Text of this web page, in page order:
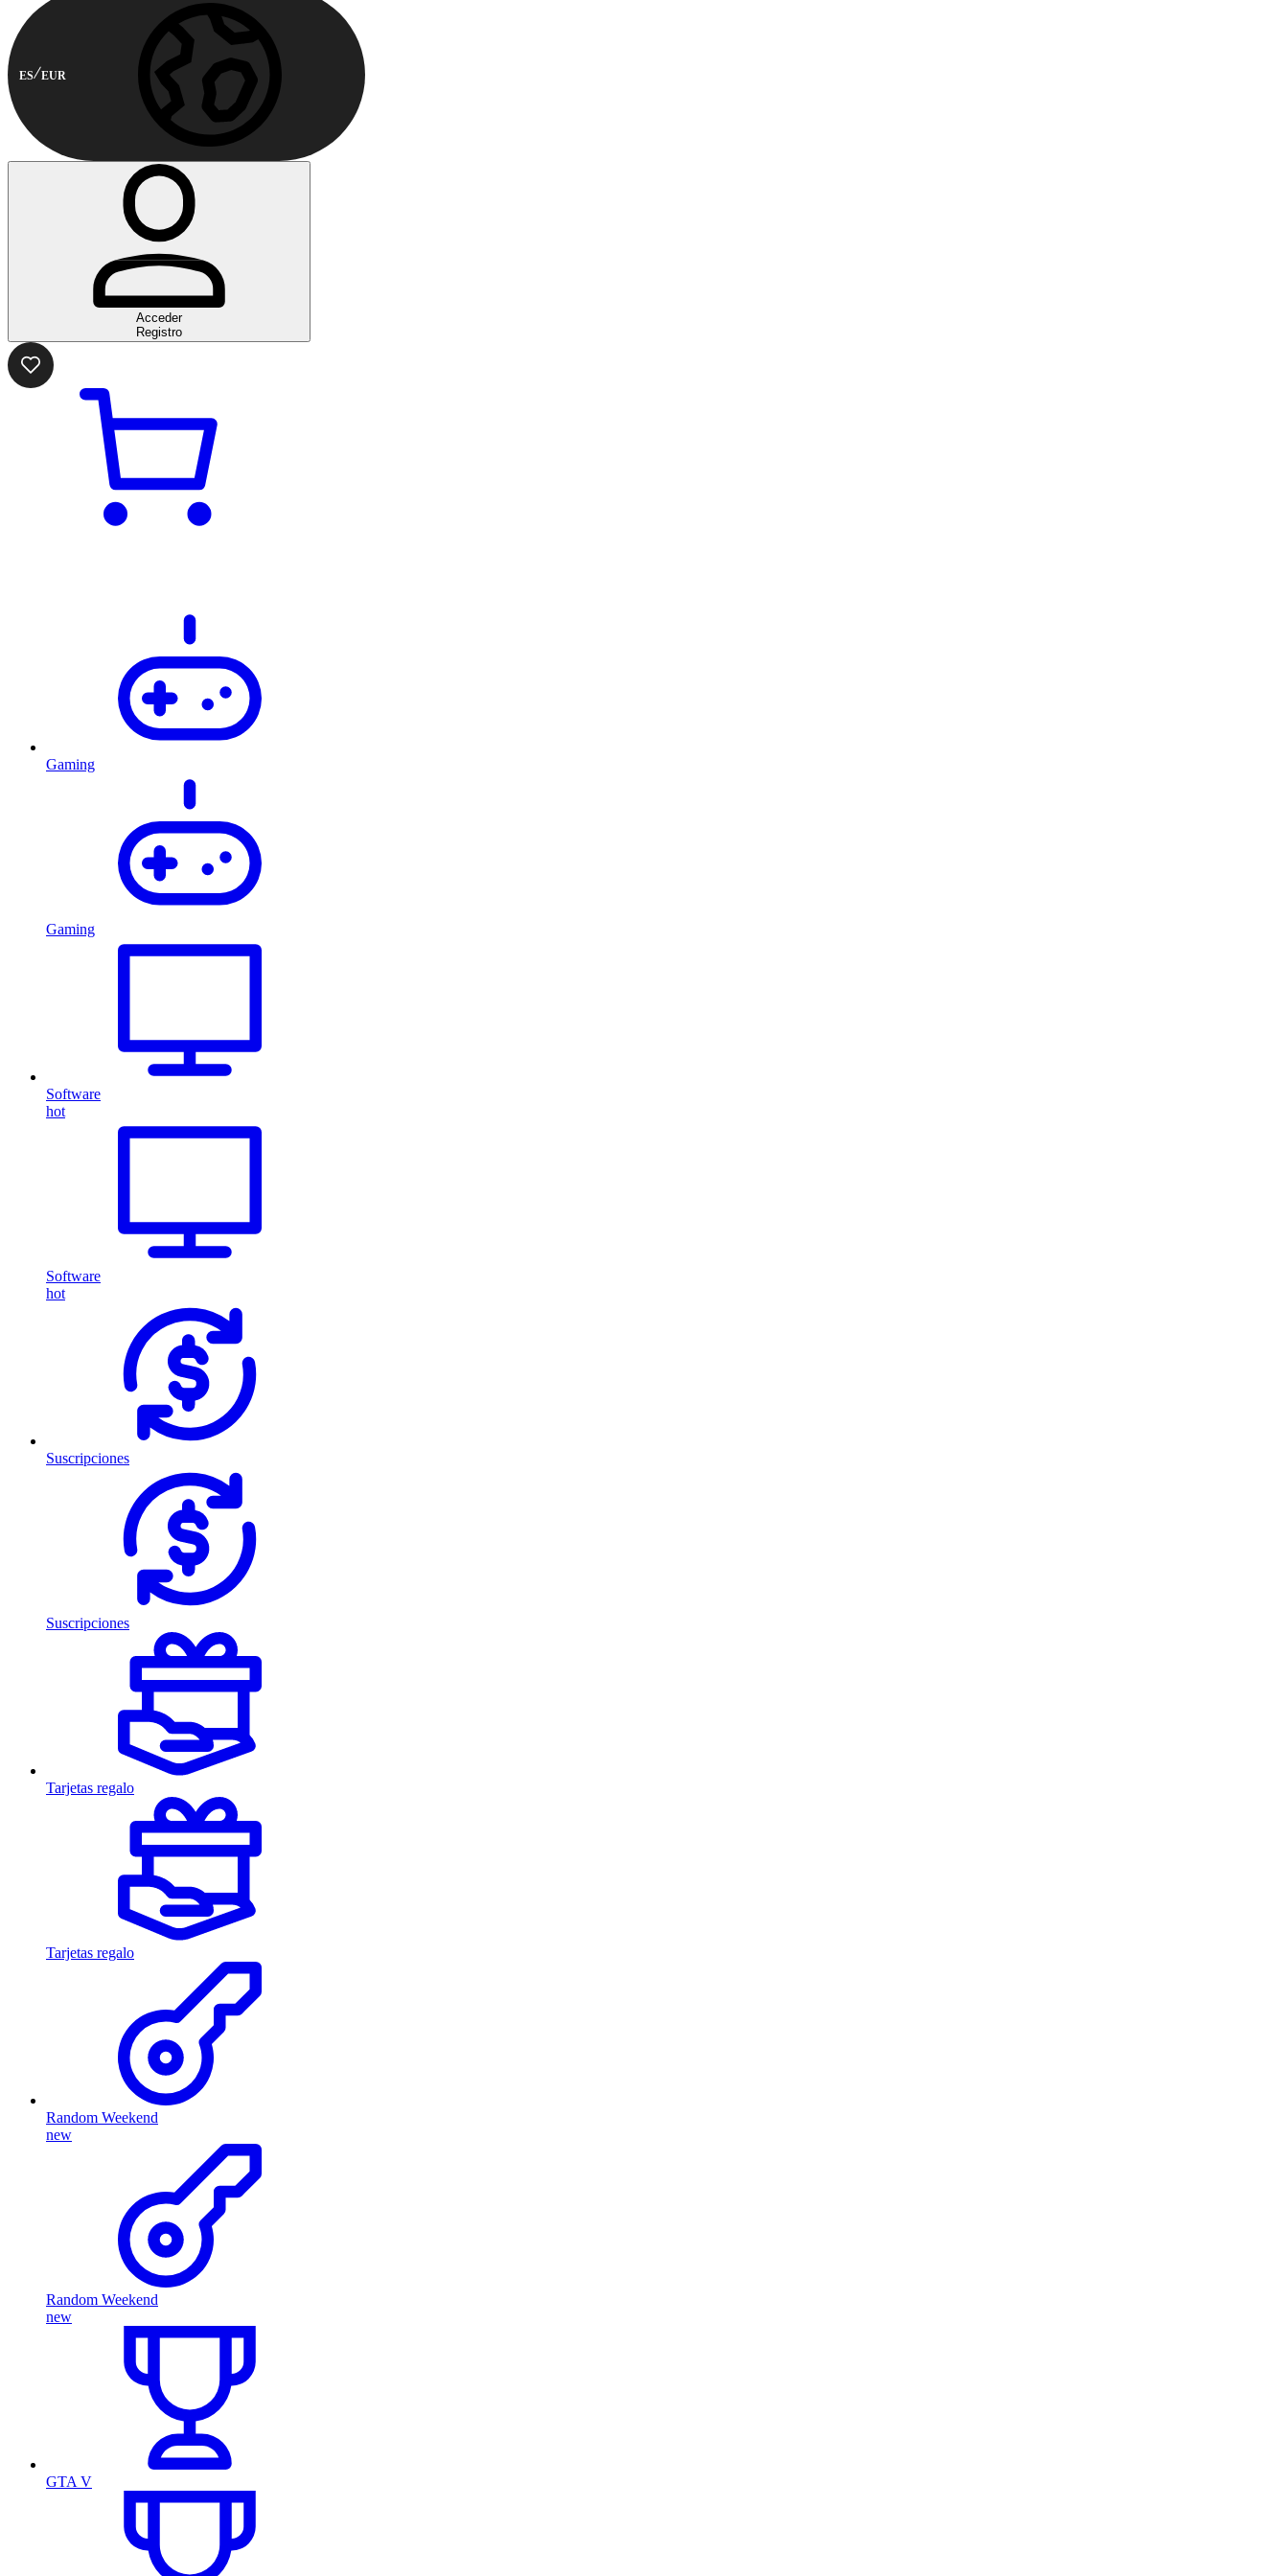
ES EUR
Acceder
Registro
Gaming
Gaming
Software
hot
Software
hot
Suscripciones
Suscripciones
Tarjetas regalo
Tarjetas regalo
Random Weekend
new
Random Weekend
new
GTA V